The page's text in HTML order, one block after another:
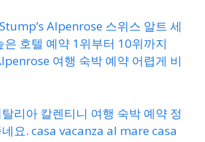
Alpenrose 스위스 알트 세
은 호텔 예약 1위부터 10위까지
여행 숙박 예약 어렵게 비
리아 칼렌티니 여행 숙박 예약 정
요. casa vacanza al mare casa